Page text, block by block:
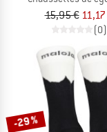
15,95 €
(0)
-29 %